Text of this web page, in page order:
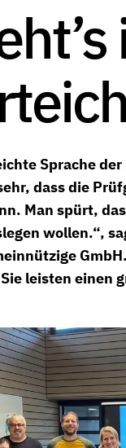
Sprache
dass die
Man spürt,
wollen.“,
leisten einen